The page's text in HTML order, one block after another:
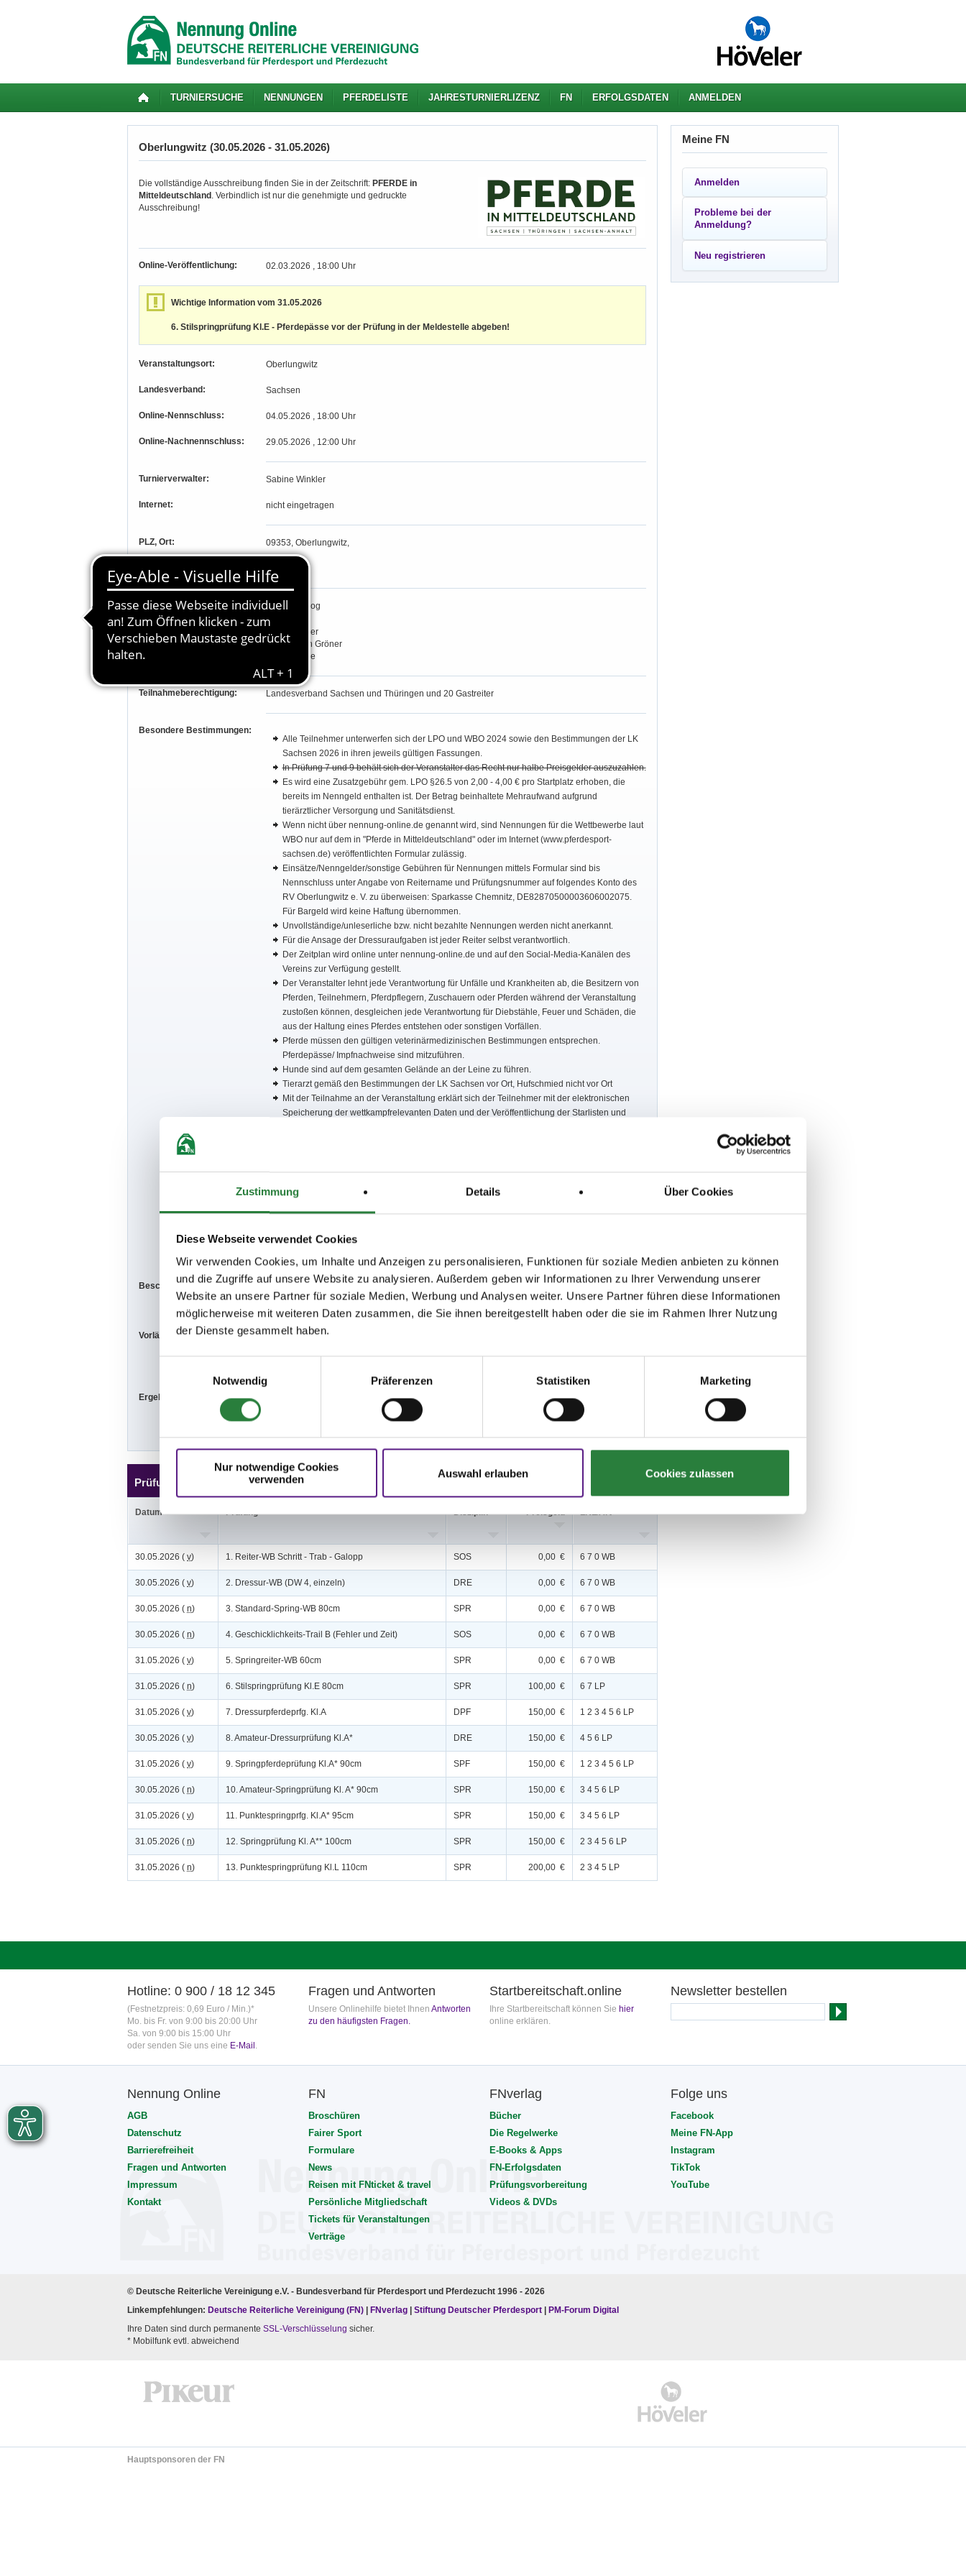
Zustimmung Details Über Cookies
Diese Webseite verwendet Cookies
Wir verwenden Cookies, um Inhalte und Anzeigen zu personalisieren, Funktionen für soziale Medien anbieten zu können
und die Zugriffe auf unsere Website zu analysieren. Außerdem geben wir Informationen zu Ihrer Verwendung unserer
Website an unsere Partner für soziale Medien, Werbung und Analysen weiter. Unsere Partner führen diese Informationen
möglicherweise mit weiteren Daten zusammen, die Sie ihnen bereitgestellt haben oder die sie im Rahmen Ihrer Nutzung
der Dienste gesammelt haben.
Notwendig
Präferenzen Statistiken Marketing
Nur notwendige Cookies
verwenden
Auswahl erlauben Cookies zulassen
TURNIERSUCHE NENNUNGEN PFERDELISTE JAHRESTURNIERLIZENZ FN ERFOLGSDATEN ANMELDEN
Oberlungwitz (30.05.2026 - 31.05.2026)
Die vollständige Ausschreibung finden Sie in der Zeitschrift: PFERDE in
Mitteldeutschland . Verbindlich ist nur die genehmigte und gedruckte
Ausschreibung!
Online-Veröffentlichung: 02.03.2026 , 18:00 Uhr
Wichtige Information vom 31.05.2026
6. Stilspringprüfung Kl.E - Pferdepässe vor der Prüfung in der Meldestelle abgeben!
Veranstaltungsort: Oberlungwitz
Landesverband: Sachsen
Online-Nennschluss: 04.05.2026 , 18:00 Uhr
Online-Nachnennschluss: 29.05.2026 , 12:00 Uhr
Turnierverwalter: Sabine Winkler
Internet: nicht eingetragen
PLZ, Ort: 09353, Oberlungwitz,
Längengrad, Breitengrad -, -
Parcourschef: Nico Weißflog
Richter:
Gunter Bauer
Hans-Ulrich Gröner
Klaus Kunze
Teilnahmeberechtigung: Landesverband Sachsen und Thüringen und 20 Gastreiter
Besondere Bestimmungen:
Alle Teilnehmer unterwerfen sich der LPO und WBO 2024 sowie den Bestimmungen der LK
Sachsen 2026 in ihren jeweils gültigen Fassungen.
In Prüfung 7 und 9 behält sich der Veranstalter das Recht nur halbe Preisgelder auszuzahlen.
Es wird eine Zusatzgebühr gem. LPO §26.5 von 2,00 - 4,00 € pro Startplatz erhoben, die
bereits im Nenngeld enthalten ist. Der Betrag beinhaltete Mehraufwand aufgrund
tierärztlicher Versorgung und Sanitätsdienst.
Wenn nicht über nennung-online.de genannt wird, sind Nennungen für die Wettbewerbe laut
WBO nur auf dem in "Pferde in Mitteldeutschland" oder im Internet (www.pferdesport-
sachsen.de) veröffentlichten Formular zulässig.
Einsätze/Nenngelder/sonstige Gebühren für Nennungen mittels Formular sind bis
Nennschluss unter Angabe von Reitername und Prüfungsnummer auf folgendes Konto des
RV Oberlungwitz e. V. zu überweisen: Sparkasse Chemnitz, DE82870500003606002075.
Für Bargeld wird keine Haftung übernommen.
Unvollständige/unleserliche bzw. nicht bezahlte Nennungen werden nicht anerkannt.
Für die Ansage der Dressuraufgaben ist jeder Reiter selbst verantwortlich.
Der Zeitplan wird online unter nennung-online.de und auf den Social-Media-Kanälen des
Vereins zur Verfügung gestellt.
Der Veranstalter lehnt jede Verantwortung für Unfälle und Krankheiten ab, die Besitzern von
Pferden, Teilnehmern, Pferdpflegern, Zuschauern oder Pferden während der Veranstaltung
zustoßen können, desgleichen jede Verantwortung für Diebstähle, Feuer und Schäden, die
aus der Haltung eines Pferdes entstehen oder sonstigen Vorfällen.
Pferde müssen den gültigen veterinärmedizinischen Bestimmungen entsprechen.
Pferdepässe/ Impfnachweise sind mitzuführen.
Hunde sind auf dem gesamten Gelände an der Leine zu führen.
Tierarzt gemäß den Bestimmungen der LK Sachsen vor Ort, Hufschmied nicht vor Ort
Mit der Teilnahme an der Veranstaltung erklärt sich der Teilnehmer mit der elektronischen
Speicherung der wettkampfrelevanten Daten und der Veröffentlichung der Starlisten und
bis 14 Jahre: WB 1
bis 18 Jahre: WB 2,3,4
Beschaffenheit der Plätze:
Vorläufige Zeitenteilung:
Sa. vorm.: 1,2,8; nachm.: 3,4,10
Ergebnisse: Zu den Ergebnissen auf www.fn-erfolgsdaten.de
Prüfungen
Datum Prüfung Disziplin Preisgeld LKL/Art
30.05.2026 ( v) 1. Reiter-WB Schritt - Trab - Galopp SOS 0,00 € 6 7 0 WB
30.05.2026 ( v) 2. Dressur-WB (DW 4, einzeln) DRE 0,00 € 6 7 0 WB
30.05.2026 ( n) 3. Standard-Spring-WB 80cm SPR 0,00 € 6 7 0 WB
30.05.2026 ( n) 4. Geschicklichkeits-Trail B (Fehler und Zeit) SOS 0,00 € 6 7 0 WB
31.05.2026 ( v) 5. Springreiter-WB 60cm SPR 0,00 € 6 7 0 WB
31.05.2026 ( n) 6. Stilspringprüfung Kl.E 80cm SPR 100,00 € 6 7 LP
31.05.2026 ( v) 7. Dressurpferdeprfg. Kl.A DPF 150,00 € 1 2 3 4 5 6 LP
30.05.2026 ( v) 8. Amateur-Dressurprüfung Kl.A* DRE 150,00 € 4 5 6 LP
31.05.2026 ( v) 9. Springpferdeprüfung Kl.A* 90cm SPF 150,00 € 1 2 3 4 5 6 LP
30.05.2026 ( n) 10. Amateur-Springprüfung Kl. A* 90cm SPR 150,00 € 3 4 5 6 LP
31.05.2026 ( v) 11. Punktespringprfg. Kl.A* 95cm SPR 150,00 € 3 4 5 6 LP
31.05.2026 ( n) 12. Springprüfung Kl. A** 100cm SPR 150,00 € 2 3 4 5 6 LP
31.05.2026 ( n) 13. Punktespringprüfung Kl.L 110cm SPR 200,00 € 2 3 4 5 LP
Meine FN
Anmelden
Probleme bei der
Anmeldung?
Neu registrieren
Hotline: 0 900 / 18 12 345
(Festnetzpreis: 0,69 Euro / Min.)*
Mo. bis Fr. von 9:00 bis 20:00 Uhr
Sa. von 9:00 bis 15:00 Uhr
oder senden Sie uns eine E-Mail .
Fragen und Antworten
Unsere Onlinehilfe bietet Ihnen Antworten
zu den häufigsten Fragen.
Startbereitschaft.online
Ihre Startbereitschaft können Sie hier
online erklären.
Newsletter bestellen
Nennung Online
AGB
Datenschutz
Barrierefreiheit
Fragen und Antworten
Impressum
Kontakt
FN
Broschüren
Fairer Sport
Formulare
News
Reisen mit FNticket & travel
Persönliche Mitgliedschaft
Tickets für Veranstaltungen
Verträge
FNverlag
Bücher
Die Regelwerke
E-Books & Apps
FN-Erfolgsdaten
Prüfungsvorbereitung
Videos & DVDs
Folge uns
Facebook
Meine FN-App
Instagram
TikTok
YouTube
© Deutsche Reiterliche Vereinigung e.V. - Bundesverband für Pferdesport und Pferdezucht 1996 - 2026
Linkempfehlungen: Deutsche Reiterliche Vereinigung (FN) FNverlag Stiftung Deutscher Pferdesport
PM-Forum Digital
Ihre Daten sind durch permanente SSL-Verschlüsselung sicher.
* Mobilfunk evtl. abweichend
Hauptsponsoren der FN